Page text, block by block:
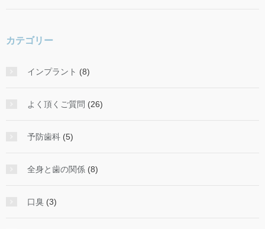
カテゴリー
インプラント (8)
よく頂くご質問 (26)
予防歯科 (5)
全身と歯の関係 (8)
口臭 (3)